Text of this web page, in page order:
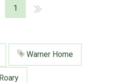
1
Warner Home
Roary